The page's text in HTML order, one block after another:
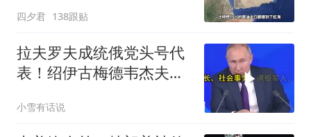
四夕君 138跟贴
拉夫罗夫成统俄党头号代
表！绍伊古梅德韦杰夫双
懂了吗
小雪有话说